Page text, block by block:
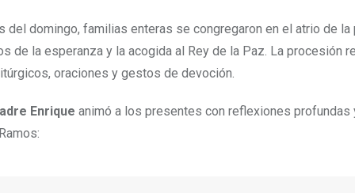
del domingo, familias enteras se congregaron en el atrio de
de la esperanza y la acogida al Rey de la Paz. La procesión
oraciones y gestos de devoción.
Enrique animó a los presentes con reflexiones